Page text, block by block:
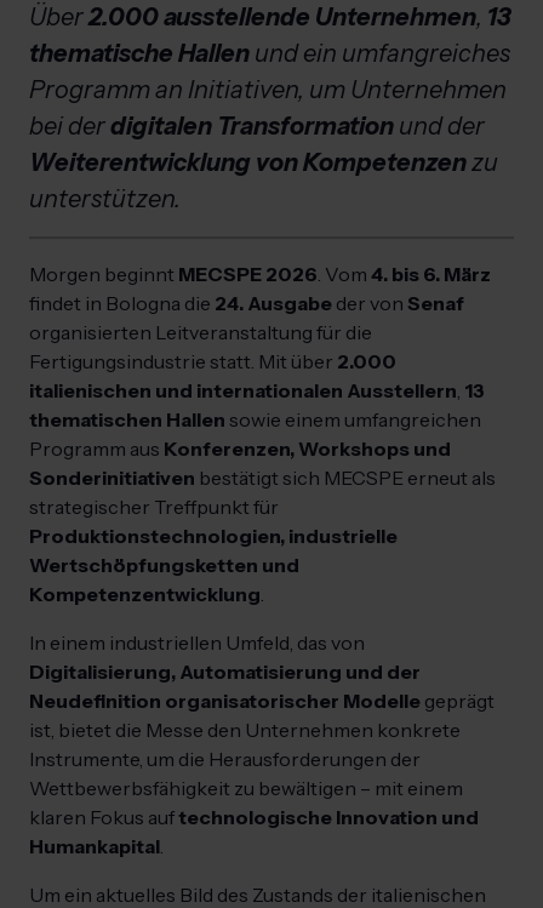
Über2.000 ausstellende Unternehmen, 13
thematische Hallen und ein umfangreiches
Programm an Initiativen, um Unternehmen
bei derdigitalen Transformation und der
Weiterentwicklung von Kompetenzenzu
unterstützen.
Morgen beginnt MECSPE 2026 . Vom 4. bis 6. März
findet in Bologna die 24. Ausgabe der von Senaf
organisierten Leitveranstaltung für die
Fertigungsindustrie statt. Mit über 2.000
italienischen und internationalen Ausstellern 13
thematischen Hallen sowie einem umfangreichen
Programm aus Konferenzen, Workshops und
Sonderinitiativen bestätigt sich MECSPE erneut als
strategischer Treffpunkt für
Produktionstechnologien, industrielle
Wertschöpfungsketten und
Kompetenzentwicklung
In einem industriellen Umfeld, das von
Digitalisierung, Automatisierung und der
Neudefinition organisatorischer Modelle geprägt
ist, bietet die Messe den Unternehmen konkrete
Instrumente, um die Herausforderungen der
Wettbewerbsfähigkeit zu bewältigen – mit einem
klaren Fokus auftechnologische Innovation und
Humankapital
Um ein aktuelles Bild des Zustands der italienischen